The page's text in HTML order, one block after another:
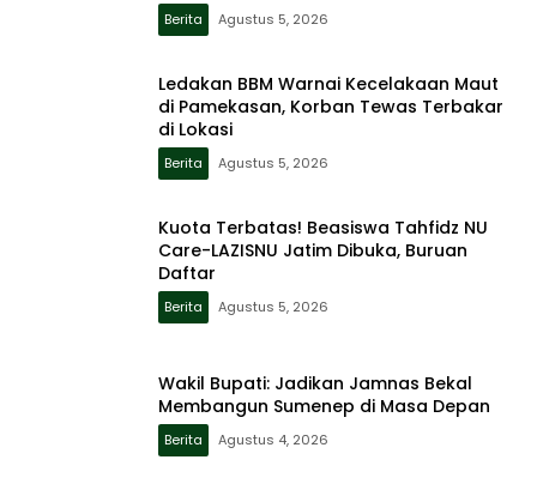
Berita Agustus 5, 2026
Ledakan BBM Warnai Kecelakaan Maut
di Pamekasan, Korban Tewas Terbakar
di Lokasi
Berita Agustus 5, 2026
Kuota Terbatas! Beasiswa Tahfidz NU
Care-LAZISNU Jatim Dibuka, Buruan
Daftar
Berita Agustus 5, 2026
Wakil Bupati: Jadikan Jamnas Bekal
Membangun Sumenep di Masa Depan
Berita Agustus 4, 2026